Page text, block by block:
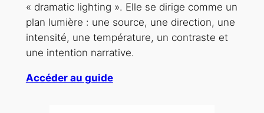
« dramatic lighting ». Elle se dirige comme un
plan lumière : une source, une direction, une
intensité, une température, un contraste et
une intention narrative.
Accéder au guide